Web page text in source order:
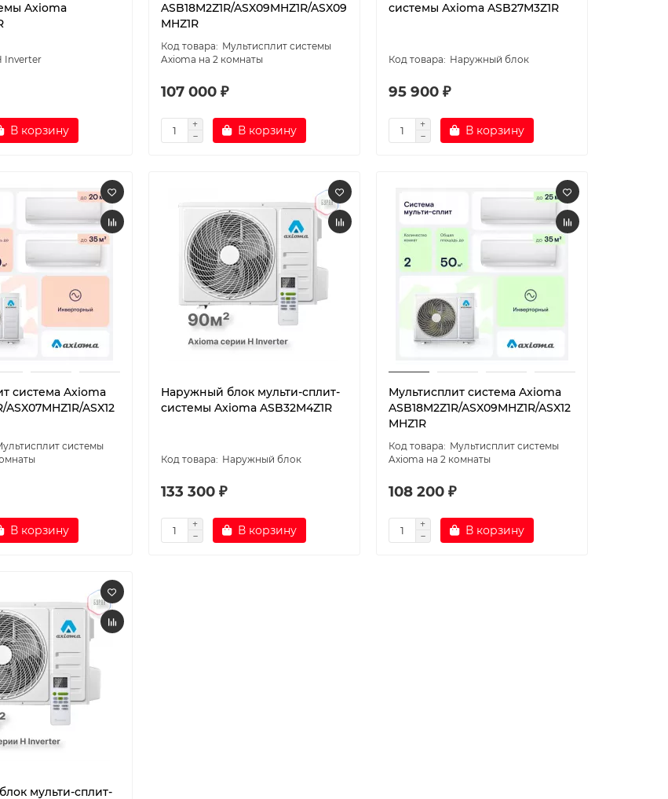
Axioma
Inverter
В корзину
ASB18M2Z1R/ASX09MHZ1R/ASX09
MHZ1R
Мультисплит системы
Axioma на 2 комнаты
107 000 ₽
В корзину
системы Axioma ASB27M3Z1R
Наружный блок
95 900 ₽
В корзину
система Axioma
ASX07MHZ1R/ASX12
системы
В корзину
Наружный блок мульти-сплит-
системы Axioma ASB32M4Z1R
Наружный блок
133 300 ₽
В корзину
Мультисплит система Axioma
ASB18M2Z1R/ASX09MHZ1R/ASX12
MHZ1R
Мультисплит системы
Axioma на 2 комнаты
108 200 ₽
В корзину
мульти-сплит-